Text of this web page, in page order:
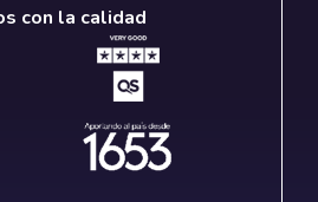
con la calidad